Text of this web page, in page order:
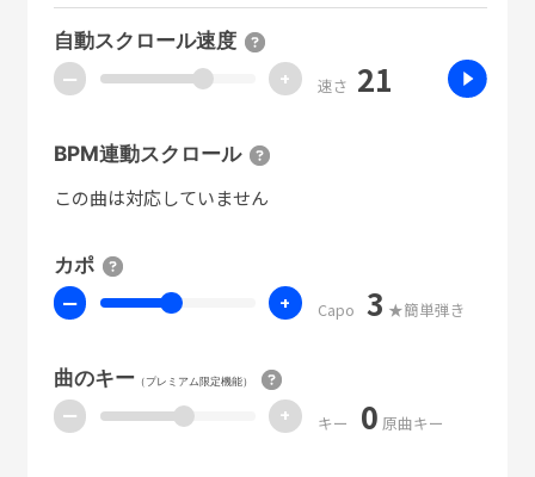
自動スクロール速度
ー + 速さ 21
BPM連動スクロール
この曲は対応していません
カポ
ー + Capo 3 ★簡単弾き
曲のキー（プレミアム限定機能）
ー + キー 0 原曲キー